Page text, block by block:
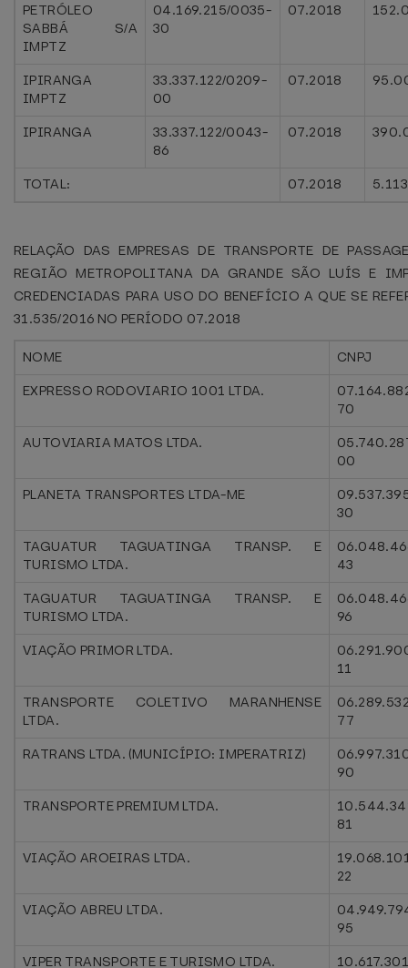
PETRÓLEO
SABBÁ S/A
IMPTZ
04.169.215/0035-
30
07.2018
IPIRANGA
IMPTZ
33.337.122/0209-
00
07.2018
IPIRANGA
33.337.122/0043-
86
07.2018
TOTAL: 07.2018
RELAÇÃO DAS EMPRESAS DE TRANSPORTE DE
REGIÃO METROPOLITANA DA GRANDE SÃO LUÍS E
CREDENCIADAS PARA USO DO BENEFÍCIO A QUE SE
31.535/2016 NO PERÍODO 07.2018
NOME
CNPJ
EXPRESSO RODOVIARIO 1001 LTDA.
70
AUTOVIARIA MATOS LTDA.
00
PLANETA TRANSPORTES LTDA-ME
30
TAGUATUR TAGUATINGA TRANSP. E
TURISMO LTDA.
43
TAGUATUR TAGUATINGA TRANSP. E
TURISMO LTDA.
96
VIAÇÃO PRIMOR LTDA.
11
TRANSPORTE COLETIVO MARANHENSE
LTDA.
77
RATRANS LTDA. (MUNICÍPIO: IMPERATRIZ)
90
TRANSPORTE PREMIUM LTDA.
81
VIAÇÃO AROEIRAS LTDA.
22
VIAÇÃO ABREU LTDA.
95
VIPER TRANSPORTE E TURISMO LTDA.